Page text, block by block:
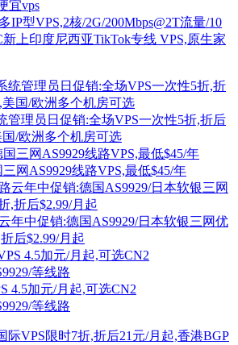
宜vps
IP型VPS,2核/2G/200Mbps@2T流量/10
新上印度尼西亚TikTok专线 VPS,原生家
管理员日促销:全场VPS一次性5折,折后
国/欧洲多个机房可选
网AS9929线路VPS,最低$45/年
年中促销:德国AS9929/日本软银三网优
后$2.99/月起
4.5加元/月起,可选CN2
等线路
际VPS限时7折,折后21元/月起,香港BGP